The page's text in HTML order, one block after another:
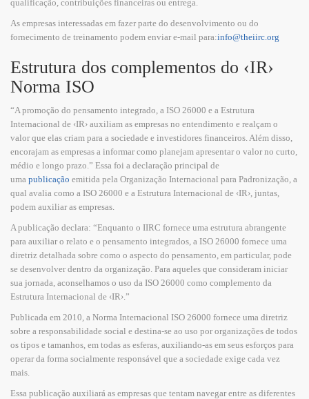
qualificação, contribuições financeiras ou entrega.
As empresas interessadas em fazer parte do desenvolvimento ou do
fornecimento de treinamento podem enviar e-mail para:info@theiirc.org
Estrutura dos complementos do ‹IR›
Norma ISO
“A promoção do pensamento integrado, a ISO 26000 e a Estrutura
Internacional de ‹IR› auxiliam as empresas no entendimento e realçam o
valor que elas criam para a sociedade e investidores financeiros. Além disso,
encorajam as empresas a informar como planejam apresentar o valor no curto,
médio e longo prazo.” Essa foi a declaração principal de
uma publicação emitida pela Organização Internacional para Padronização, a
qual avalia como a ISO 26000 e a Estrutura Internacional de ‹IR›, juntas,
podem auxiliar as empresas.
A publicação declara: “Enquanto o IIRC fornece uma estrutura abrangente
para auxiliar o relato e o pensamento integrados, a ISO 26000 fornece uma
diretriz detalhada sobre como o aspecto do pensamento, em particular, pode
se desenvolver dentro da organização. Para aqueles que consideram iniciar
sua jornada, aconselhamos o uso da ISO 26000 como complemento da
Estrutura Internacional de ‹IR›.”
Publicada em 2010, a Norma Internacional ISO 26000 fornece uma diretriz
sobre a responsabilidade social e destina-se ao uso por organizações de todos
os tipos e tamanhos, em todas as esferas, auxiliando-as em seus esforços para
operar da forma socialmente responsável que a sociedade exige cada vez
mais.
Essa publicação auxiliará as empresas que tentam navegar entre as diferentes